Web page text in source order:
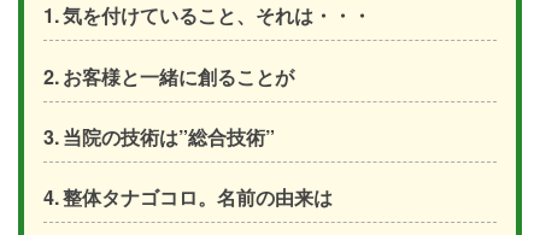
気を付けていること、それは・・・
お客様と一緒に創ることが
当院の技術は”総合技術”
整体タナゴコロ。名前の由来は